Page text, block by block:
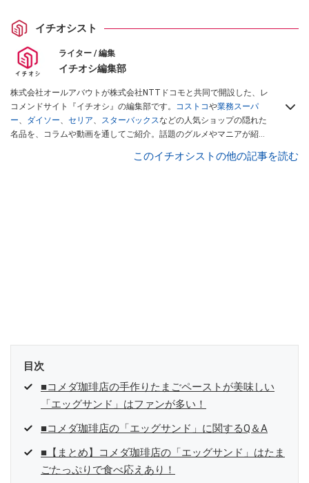
イチオシスト
ライター / 編集
イチオシ編集部
株式会社オールアバウトが株式会社NTTドコモと共同で開設した、レ
コメンドサイト『イチオシ』の編集部です。 コストコや業務スーパ
ー、 ダイソー、 セリア、 スターバックスなどの人気ショップの隠れた
名品を、コラムや動画を通してご紹介。話題のグルメやマニアが紹介
インフルエンサーが実際に使用してレビューしています。毎日トレン
このイチオシストの他の記事を読む
目次
■コメダ珈琲店の手作りたまごペーストが美味しい
「エッグサンド」はファンが多い！
■コメダ珈琲店の「エッグサンド」に関するQ＆A
■【まとめ】コメダ珈琲店の「エッグサンド」はたま
ごたっぷりで食べ応えあり！